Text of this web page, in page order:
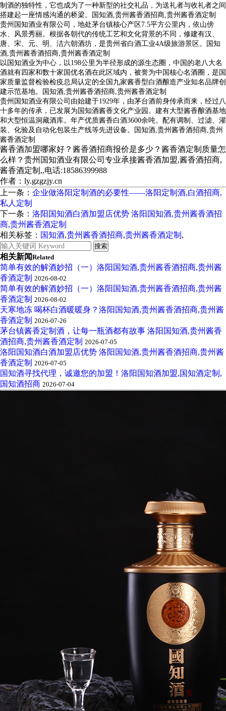
制酒的独特性，它也成为了一种新型的社交礼品，为送礼者与收礼者之间
搭建起一座情感沟通的桥梁。
国知酒,贵州酱香酒招商,贵州酱香酒定制
贵州国知酒业有限公司，地处茅台镇核心产区7.5平方公里内，依山傍
水、风景秀丽。根据各朝代的传统工艺和文化背景的不同，修建有汉、
唐、宋、元、明、洁六朝酒坊，是贵州省白酒工业4A级旅游景区。国知
酒,贵州酱香酒招商,贵州酱香酒定制
以国知酒业为中心，以198公里为半径形成的源生态圈，中国的老八大名
酒就有四家和数十家国优名酒在此区域内，被誉为中国核心名酒圈，是国
家质量监督检验检疫总局认定的全国九家酱香型白酒酿造产业知名品牌创
建示范基地。国知酒,贵州酱香酒招商,贵州酱香酒定制
贵州国知酒业有限公司由始建于1929年，由茅台酒前身传承而来，经过八
十多年的传承，已发展为国知酒酱香文化产业园。建有大型酱香酿酒基地
和大型恒温洞藏酒库。年产优质酱香白酒3600余吨。配有调制、过滤、灌
装、化验及自动化包装生产线等先进设备。国知酒,贵州酱香酒招商,贵州
酱香酒定制
酱香酒加盟哪家好？酱香酒招商报价是多少？酱香酒定制质量怎
么样？贵州国知酒业有限公司专业承接酱香酒加盟,酱香酒招商,
酱香酒定制,,电话:18586399988
作者：ly.gzgzjy.cn
上一条： 企业做洛阳定制酒的必要性——洛阳定制酒,白酒招商,
私人定制
下一条： 洛阳国知酒白酒加盟店优势 洛阳国知酒,贵州酱香酒招
商,贵州酱香酒定制
相关标签： 国知酒,贵州酱香酒招商,贵州酱香酒定制 ,
相关新闻Related
简单有效的解酒妙招（一）洛阳国知酒,贵州酱香酒招商,贵州酱
香酒定制 2026-08-02
简单有效的解酒妙招（一）洛阳国知酒,贵州酱香酒招商,贵州酱
香酒定制 2026-08-02
天寒地冻 喝杯白酒暖暖身？洛阳国知酒,贵州酱香酒招商,贵州酱
香酒定制 2026-07-26
茅台镇酱香定制酒，让每一瓶酒都有故事 洛阳国知酒,贵州酱香
酒招商,贵州酱香酒定制 2026-07-05
洛阳国知酒白酒加盟店优势 洛阳国知酒,贵州酱香酒招商,贵州酱
香酒定制 2026-07-05
国知酒寻找代理，诚邀您的加盟！洛阳国知酒加盟,国知酒定制,
国知酒招商 2026-07-04